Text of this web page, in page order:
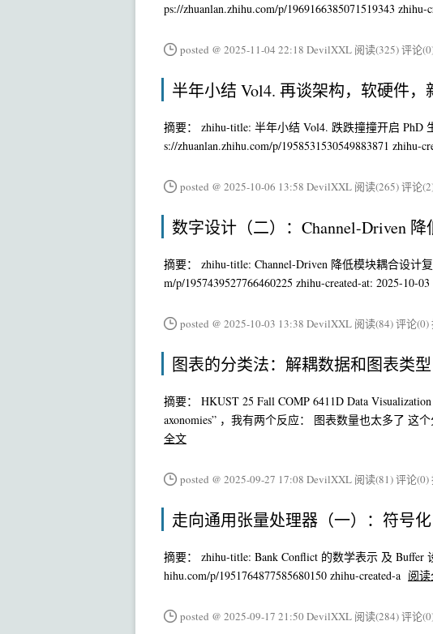
ps://zhuanlan.zhihu.com/p/1969166385071519343 zhihu-
posted @ 2025-11-04 22:18 DevilXXL 阅读(325)评论
半年小结 Vol4. 再谈架构，软硬件，
摘要： zhihu-title: 半年小结 Vol4. 跌跌撞撞开启 PhD
s://zhuanlan.zhihu.com/p/1958531530549883871 zhihu-
posted @ 2025-10-06 13:58 DevilXXL 阅读(265)评论
数字设计（二）：Channel-Driven
摘要： zhihu-title: Channel-Driven 降低模块耦合设计
m/p/1957439527766460225 zhihu-created-at: 2025-10-03
posted @ 2025-10-03 13:38 DevilXXL 阅读(84)评论(0)
图表的分类法：解耦数据和图表类型
摘要： HKUST 25 Fall COMP 6411D Data
axonomies” ，我有两个反应： 图表数量也太多了 这
全文
posted @ 2025-09-27 17:08 DevilXXL 阅读(81)评论(0)
走向通用张量处理器（一）：符号
摘要： zhihu-title: Bank Conflict 的数学表示 及 Buffer
hihu.com/p/1951764877585680150 zhihu-created-a 阅
posted @ 2025-09-17 21:50 DevilXXL 阅读(284)评论